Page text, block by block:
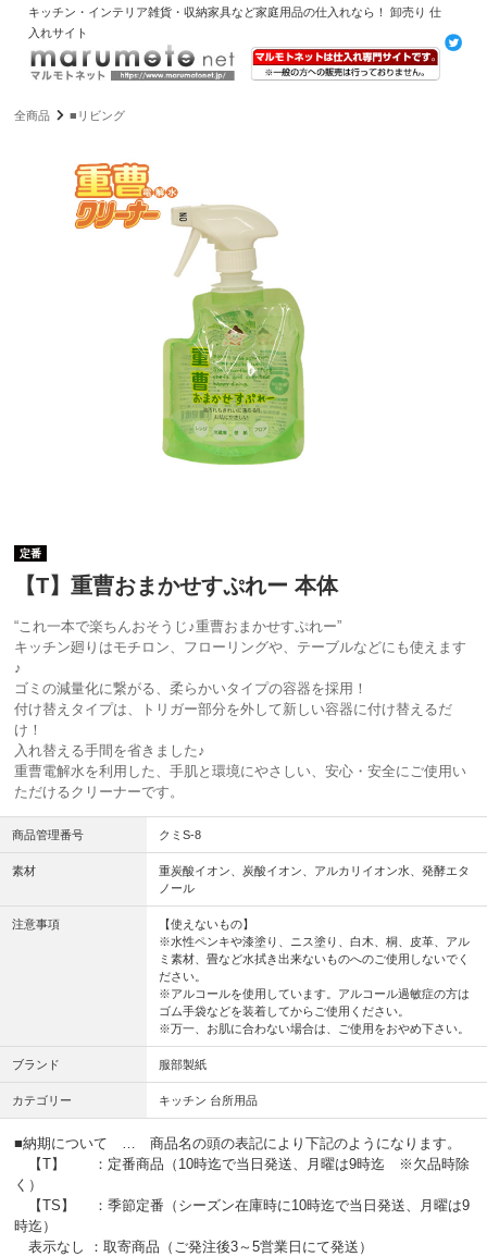
キッチン・インテリア雑貨・収納家具など家庭用品の仕入れなら！ 卸売り 仕
入れサイト
全商品 ■リビング
定番
【T】重曹おまかせすぷれー 本体
“これ一本で楽ちんおそうじ♪重曹おまかせすぷれー”
キッチン廻りはモチロン、フローリングや、テーブルなどにも使えます
♪
ゴミの減量化に繋がる、柔らかいタイプの容器を採用！
付け替えタイプは、トリガー部分を外して新しい容器に付け替えるだ
け！
入れ替える手間を省きました♪
重曹電解水を利用した、手肌と環境にやさしい、安心・安全にご使用い
ただけるクリーナーです。
商品管理番号 クミS-8
素材
重炭酸イオン、炭酸イオン、アルカリイオン水、発酵エタ
ノール
注意事項
【使えないもの】
※水性ペンキや漆塗り、ニス塗り、白木、桐、皮革、アル
ミ素材、畳など水拭き出来ないものへのご使用しないでく
ださい。
※アルコールを使用しています。アルコール過敏症の方は
ゴム手袋などを装着してからご使用ください。
※万一、お肌に合わない場合は、ご使用をおやめ下さい。
ブランド 服部製紙
カテゴリー キッチン 台所用品
■納期について … 商品名の頭の表記により下記のようになります。
【T】 ：定番商品（10時迄で当日発送、月曜は9時迄 ※欠品時除
く）
【TS】 ：季節定番（シーズン在庫時に10時迄で当日発送、月曜は9
時迄）
表示なし ：取寄商品（ご発注後3～5営業日にて発送）